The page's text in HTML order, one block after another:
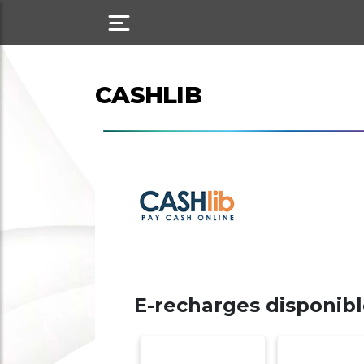
CASHLIB
E-recharges